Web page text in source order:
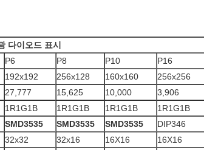
다이오드 표시
P6 P8 P10
P16
192x192 256x128 160x160
256x256
27,777 15,625 10,000
3,906
1R1G1B 1R1G1B 1R1G1B
1R1G1B
SMD3535 SMD3535 SMD3535
DIP346
32x32 32x16 16X16 16X16